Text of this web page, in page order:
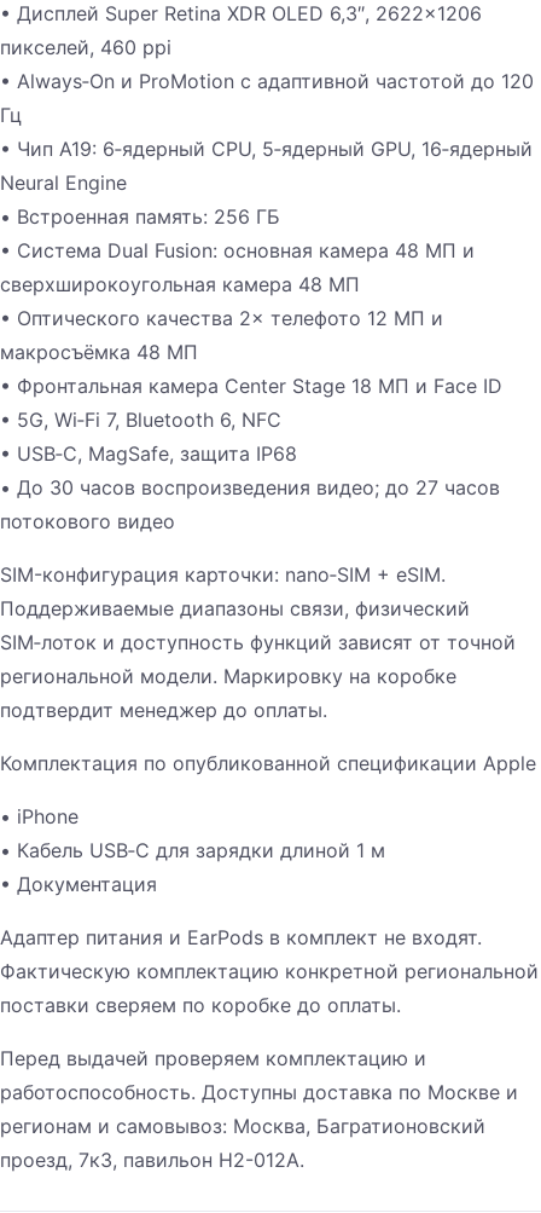
• Дисплей Super Retina XDR OLED 6,3″, 2622×1206
пикселей, 460 ppi
• Always‑On и ProMotion с адаптивной частотой до 120
Гц
• Чип A19: 6‑ядерный CPU, 5‑ядерный GPU, 16‑ядерный
Neural Engine
• Встроенная память: 256 ГБ
• Система Dual Fusion: основная камера 48 МП и
сверхширокоугольная камера 48 МП
• Оптического качества 2× телефото 12 МП и
макросъёмка 48 МП
• Фронтальная камера Center Stage 18 МП и Face ID
• 5G, Wi‑Fi 7, Bluetooth 6, NFC
• USB‑C, MagSafe, защита IP68
• До 30 часов воспроизведения видео; до 27 часов
потокового видео
SIM-конфигурация карточки: nano‑SIM + eSIM.
Поддерживаемые диапазоны связи, физический
SIM‑лоток и доступность функций зависят от точной
региональной модели. Маркировку на коробке
подтвердит менеджер до оплаты.
Комплектация по опубликованной спецификации Apple
• iPhone
• Кабель USB‑C для зарядки длиной 1 м
• Документация
Адаптер питания и EarPods в комплект не входят.
Фактическую комплектацию конкретной региональной
поставки сверяем по коробке до оплаты.
Перед выдачей проверяем комплектацию и
работоспособность. Доступны доставка по Москве и
регионам и самовывоз: Москва, Багратионовский
проезд, 7к3, павильон H2-012A.